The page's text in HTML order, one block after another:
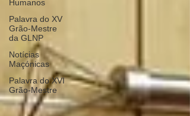
Humanos
Palavra do XV
Grão-Mestre
da GLNP
Notícias
Maçónicas
Palavra do XVI
Grão-Mestre